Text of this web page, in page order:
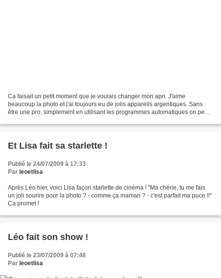
Ca faisait un petit moment que je voulais changer mon apn. J'aime
beaucoup la photo et j'ai toujours eu de jolis appareils argentiques. Sans
être une pro, simplement en utilisant les programmes automatiques on peut
Et Lisa fait sa starlette !
Publié le 24/07/2009 à 17:33
Par leoetlisa
Après Léo hier, voici Lisa façon starlette de cinéma ! "Ma chérie, tu me fais
un joli sourire pour la photo ? - comme ça maman ? - c'est parfait ma puce !!"
Ca promet !
Léo fait son show !
Publié le 23/07/2009 à 07:48
Par leoetlisa